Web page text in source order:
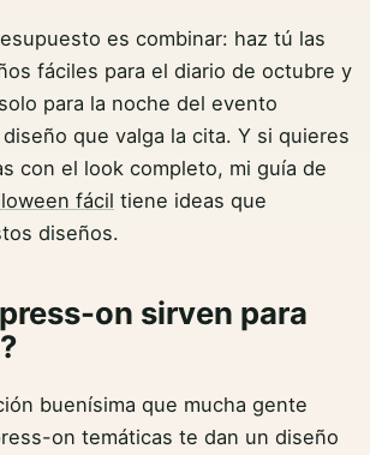
es combinar: haz tú las
fáciles para el diario de octubre y
para la noche del evento
que valga la cita. Y si quieres
con el look completo, mi guía de
fácil tiene ideas que
diseños.
on sirven para
buenísima que mucha gente
on temáticas te dan un diseño